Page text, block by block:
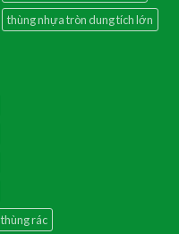
thùng nhựa tròn dung tích lớn
thùng rác